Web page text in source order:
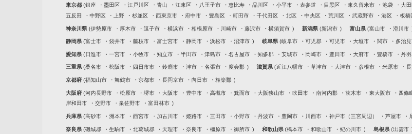
東京都 銀座 墨田区 江戸川区 青山 江東区 八王子市 恵比寿 品川区 小平市 表参道 目黒区 東久留米市 池袋 大田
五反田
中野区 上野 杉並区 西東京市 府中市 豊島区 町田市 千代田区 北区 中央区 荒川区 武蔵野市 港区 板橋
神奈川県 伊勢原市 厚木市 逗子市 横浜市 相模原市 川崎市 藤沢市 横須賀市 新潟県 新潟市 富山県 富山市 滑川市
静岡県 富士市 袋井市 藤枝市 富士宮市 静岡市 浜松市 沼津市 岐阜県 岐阜市 可児郡 可児市 大垣市 関市 多治
愛知県 日進市 一宮市 小牧市 知立市 半田市 津島市 名古屋市 知多郡 安城市 岡崎市 豊田市 大府市 豊橋市 丹
三重県 桑名市 松阪市 四日市市 鈴鹿市 津市 名張市 度会郡 滋賀県 近江八幡市 草津市 大津市 彦根市 米原市
京都府 福知山市 舞鶴市 京都市 長岡京市 向日市 相楽郡
大阪府 河内長野市 松原市 堺市 大阪市 豊中市 高槻市 箕面市 大阪狭山市 吹田市 南河内郡 茨木市 東大阪市 四條
岸和田市
交野市 泉佐野市 富田林市
兵庫県 高砂市 洲本市 西宮市 加古川市 姫路市 三田市 小野市 丹波市 豊岡市 川西市 神戸市（三宮周辺） 芦屋市
奈良県 磯城郡 生駒市 北葛城郡 天理市 奈良市 橿原市 御所市 和歌山県 橋本市 和歌山市 紀の川市 島根県 出雲市